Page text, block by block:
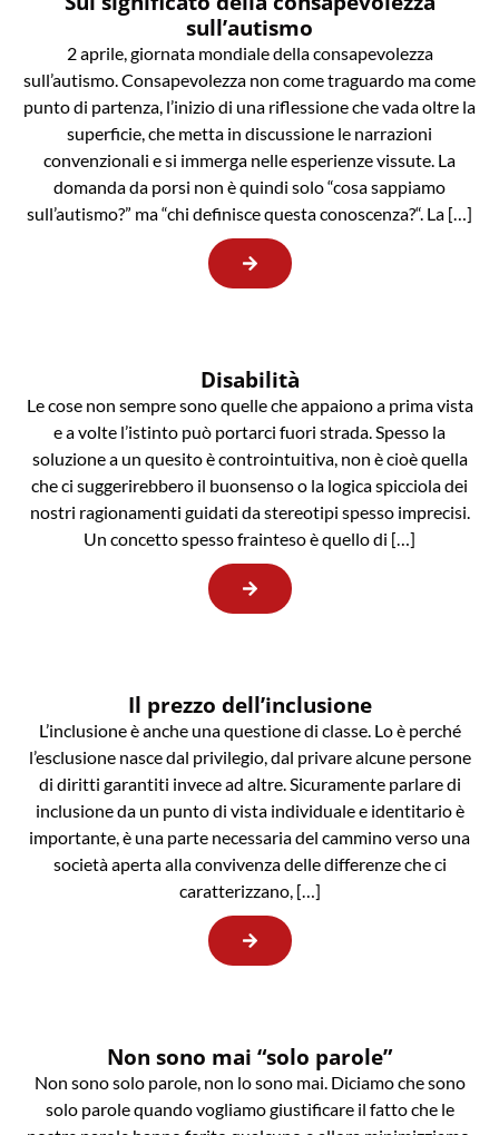
sull’autismo
2 aprile, giornata mondiale della consapevolezza
sull’autismo. Consapevolezza non come traguardo ma come
punto di partenza, l’inizio di una riflessione che vada oltre la
superficie, che metta in discussione le narrazioni
convenzionali e si immerga nelle esperienze vissute. La
domanda da porsi non è quindi solo “cosa sappiamo
sull’autismo?” ma “chi definisce questa conoscenza?“. La […]
Disabilità
Le cose non sempre sono quelle che appaiono a prima vista
e a volte l’istinto può portarci fuori strada. Spesso la
soluzione a un quesito è controintuitiva, non è cioè quella
che ci suggerirebbero il buonsenso o la logica spicciola dei
nostri ragionamenti guidati da stereotipi spesso imprecisi.
Un concetto spesso frainteso è quello di […]
Il prezzo dell’inclusione
L’inclusione è anche una questione di classe. Lo è perché
l’esclusione nasce dal privilegio, dal privare alcune persone
di diritti garantiti invece ad altre. Sicuramente parlare di
inclusione da un punto di vista individuale e identitario è
importante, è una parte necessaria del cammino verso una
società aperta alla convivenza delle differenze che ci
caratterizzano, […]
Non sono mai “solo parole”
Non sono solo parole, non lo sono mai. Diciamo che sono
solo parole quando vogliamo giustificare il fatto che le